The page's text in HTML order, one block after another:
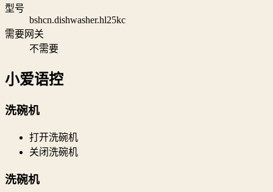
型号
bshcn.dishwasher.hl25kc
需要网关
不需要
小爱语控
洗碗机
打开洗碗机
关闭洗碗机
洗碗机